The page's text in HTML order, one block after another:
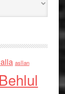
asllan
Behlul